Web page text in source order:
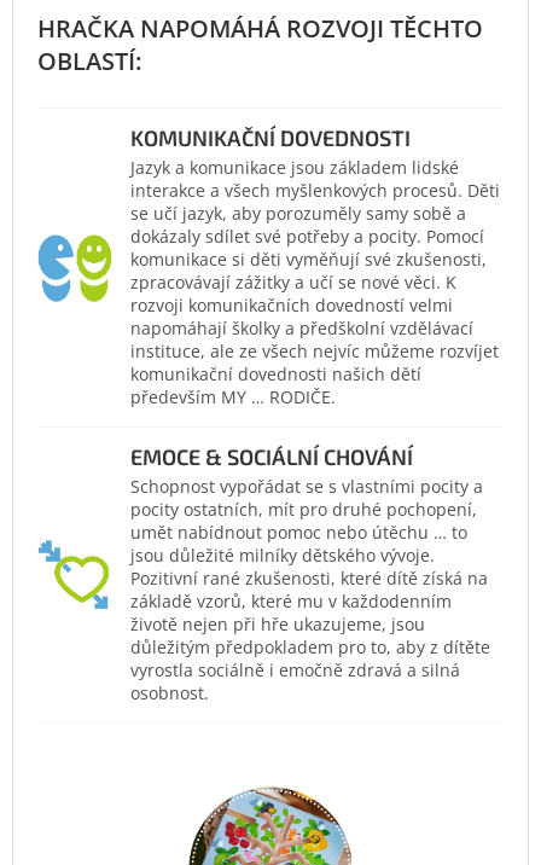
KOMUNIKAČNÍ DOVEDNOSTI
Jazyk a komunikace jsou základem lidské
interakce a všech myšlenkových procesů. Děti
se učí jazyk, aby porozuměly samy sobě a
dokázaly sdílet své potřeby a pocity. Pomocí
komunikace si děti vyměňují své zkušenosti,
zpracovávají zážitky a učí se nové věci. K
rozvoji komunikačních dovedností velmi
napomáhají školky a předškolní vzdělávací
instituce, ale ze všech nejvíc můžeme rozvíjet
komunikační dovednosti našich dětí
především MY … RODIČE.
EMOCE & SOCIÁLNÍ CHOVÁNÍ
Schopnost vypořádat se s vlastními pocity a
pocity ostatních, mít pro druhé pochopení,
umět nabídnout pomoc nebo útěchu … to
jsou důležité milníky dětského vývoje.
Pozitivní rané zkušenosti, které dítě získá na
základě vzorů, které mu v každodenním
životě nejen při hře ukazujeme, jsou
důležitým předpokladem pro to, aby z dítěte
vyrostla sociálně i emočně zdravá a silná
osobnost.